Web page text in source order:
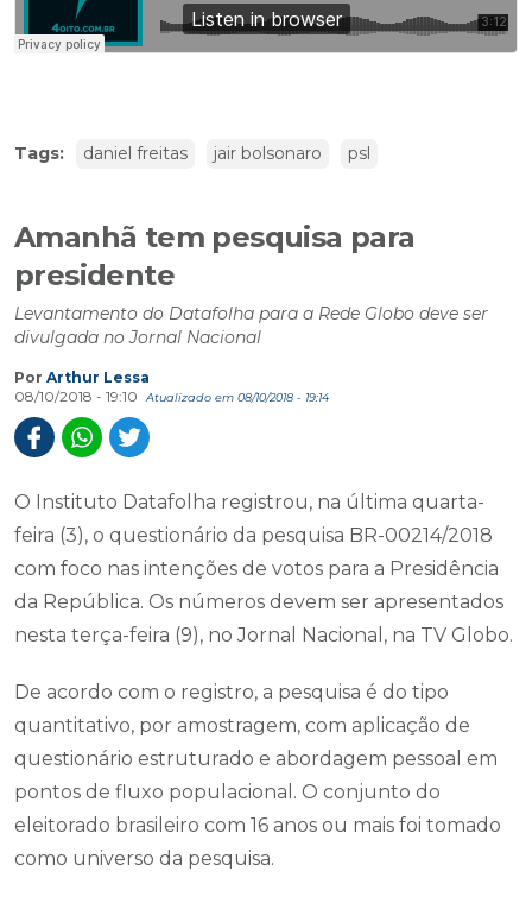
Tags: daniel freitas jair bolsonaro psl
Amanhã tem pesquisa para
presidente
Levantamento do Datafolha para a Rede Globo deve ser
divulgada no Jornal Nacional
Por Arthur Lessa
08/10/2018 - 19:10
Atualizado em 08/10/2018 - 19:14
O Instituto Datafolha registrou, na última quarta-
feira (3), o questionário da pesquisa BR-00214/2018
com foco nas intenções de votos para a Presidência
da República. Os números devem ser apresentados
nesta terça-feira (9), no Jornal Nacional, na TV Globo.
De acordo com o registro, a pesquisa é do tipo
quantitativo, por amostragem, com aplicação de
questionário estruturado e abordagem pessoal em
pontos de fluxo populacional. O conjunto do
eleitorado brasileiro com 16 anos ou mais foi tomado
como universo da pesquisa.